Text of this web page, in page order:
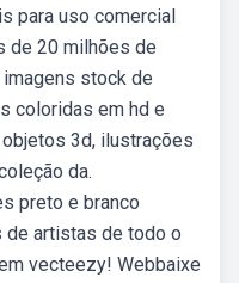
para uso comercial
de 20 milhões de
stock de
coloridas em hd e
3d, ilustrações
da.
preto e branco
artistas de todo o
vecteezy! Webbaixe